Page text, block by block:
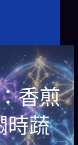
香煎
時蔬